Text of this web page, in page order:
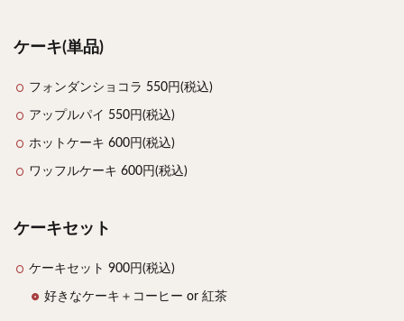
ケーキ(単品)
フォンダンショコラ 550円(税込)
アップルパイ 550円(税込)
ホットケーキ 600円(税込)
ワッフルケーキ 600円(税込)
ケーキセット
ケーキセット 900円(税込)
好きなケーキ＋コーヒー or 紅茶